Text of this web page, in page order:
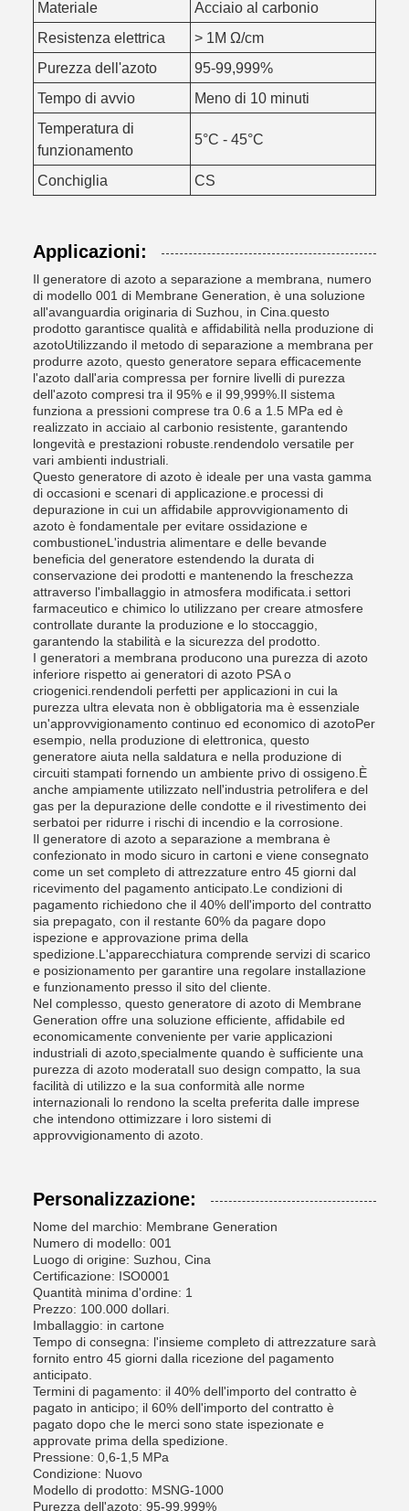
Materiale
Acciaio al carbonio
Resistenza elettrica
> 1M Ω/cm
Purezza dell'azoto
95-99,999%
Tempo di avvio
Meno di 10 minuti
Temperatura di
funzionamento
5°C - 45°C
Conchiglia CS
Applicazioni:
Il generatore di azoto a separazione a membrana, numero
di modello 001 di Membrane Generation, è una soluzione
all'avanguardia originaria di Suzhou, in Cina.questo
prodotto garantisce qualità e affidabilità nella produzione di
azotoUtilizzando il metodo di separazione a membrana per
produrre azoto, questo generatore separa efficacemente
l'azoto dall'aria compressa per fornire livelli di purezza
dell'azoto compresi tra il 95% e il 99,999%.Il sistema
funziona a pressioni comprese tra 0.6 a 1.5 MPa ed è
realizzato in acciaio al carbonio resistente, garantendo
longevità e prestazioni robuste.rendendolo versatile per
vari ambienti industriali.
Questo generatore di azoto è ideale per una vasta gamma
di occasioni e scenari di applicazione.e processi di
depurazione in cui un affidabile approvvigionamento di
azoto è fondamentale per evitare ossidazione e
combustioneL'industria alimentare e delle bevande
beneficia del generatore estendendo la durata di
conservazione dei prodotti e mantenendo la freschezza
attraverso l'imballaggio in atmosfera modificata.i settori
farmaceutico e chimico lo utilizzano per creare atmosfere
controllate durante la produzione e lo stoccaggio,
garantendo la stabilità e la sicurezza del prodotto.
I generatori a membrana producono una purezza di azoto
inferiore rispetto ai generatori di azoto PSA o
criogenici.rendendoli perfetti per applicazioni in cui la
purezza ultra elevata non è obbligatoria ma è essenziale
un'approvvigionamento continuo ed economico di azotoPer
esempio, nella produzione di elettronica, questo
generatore aiuta nella saldatura e nella produzione di
circuiti stampati fornendo un ambiente privo di ossigeno.È
anche ampiamente utilizzato nell'industria petrolifera e del
gas per la depurazione delle condotte e il rivestimento dei
serbatoi per ridurre i rischi di incendio e la corrosione.
Il generatore di azoto a separazione a membrana è
confezionato in modo sicuro in cartoni e viene consegnato
come un set completo di attrezzature entro 45 giorni dal
ricevimento del pagamento anticipato.Le condizioni di
pagamento richiedono che il 40% dell'importo del contratto
sia prepagato, con il restante 60% da pagare dopo
ispezione e approvazione prima della
spedizione.L'apparecchiatura comprende servizi di scarico
e posizionamento per garantire una regolare installazione
e funzionamento presso il sito del cliente.
Nel complesso, questo generatore di azoto di Membrane
Generation offre una soluzione efficiente, affidabile ed
economicamente conveniente per varie applicazioni
industriali di azoto,specialmente quando è sufficiente una
purezza di azoto moderataIl suo design compatto, la sua
facilità di utilizzo e la sua conformità alle norme
internazionali lo rendono la scelta preferita dalle imprese
che intendono ottimizzare i loro sistemi di
approvvigionamento di azoto.
Personalizzazione:
Nome del marchio: Membrane Generation
Numero di modello: 001
Luogo di origine: Suzhou, Cina
Certificazione: ISO0001
Quantità minima d'ordine: 1
Prezzo: 100.000 dollari.
Imballaggio: in cartone
Tempo di consegna: l'insieme completo di attrezzature sarà
fornito entro 45 giorni dalla ricezione del pagamento
anticipato.
Termini di pagamento: il 40% dell'importo del contratto è
pagato in anticipo; il 60% dell'importo del contratto è
pagato dopo che le merci sono state ispezionate e
approvate prima della spedizione.
Pressione: 0,6-1,5 MPa
Condizione: Nuovo
Modello di prodotto: MSNG-1000
Purezza dell'azoto: 95-99,999%